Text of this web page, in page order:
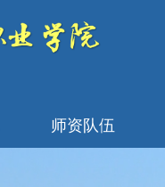
师资队伍